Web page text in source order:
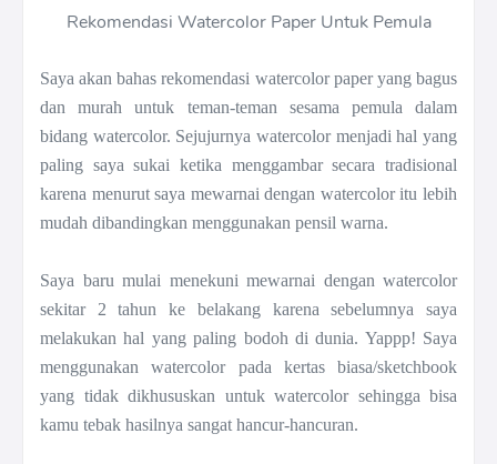
Rekomendasi Watercolor Paper Untuk Pemula
Saya akan bahas rekomendasi watercolor paper yang bagus
dan murah untuk teman-teman sesama pemula dalam
bidang watercolor. Sejujurnya watercolor menjadi hal yang
paling saya sukai ketika menggambar secara tradisional
karena menurut saya mewarnai dengan watercolor itu lebih
mudah dibandingkan menggunakan pensil warna.
Saya baru mulai menekuni mewarnai dengan watercolor
sekitar 2 tahun ke belakang karena sebelumnya saya
melakukan hal yang paling bodoh di dunia. Yappp! Saya
menggunakan watercolor pada kertas biasa/sketchbook
yang tidak dikhususkan untuk watercolor sehingga bisa
kamu tebak hasilnya sangat hancur-hancuran.